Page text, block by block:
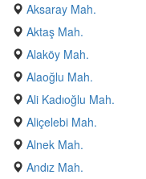
Aksaray Mah.
Aktaş Mah.
Alaköy Mah.
Alaoğlu Mah.
Ali Kadıoğlu Mah.
Aliçelebi Mah.
Alnek Mah.
Andız Mah.